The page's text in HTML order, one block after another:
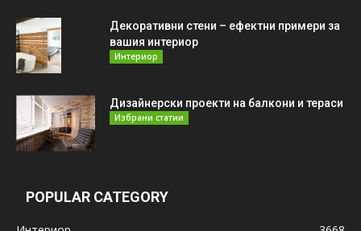
Декоративни стени – ефектни примери за
вашия интериор
Интериор
Дизайнерски проекти на балкони и тераси
Избрани статии
POPULAR CATEGORY